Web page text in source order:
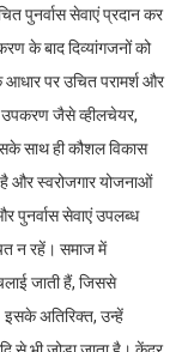
पुनर्वास सेवाएं प्रदान कर
के बाद दिव्यांगजनों को
आधार पर उचित परामर्श और
उपकरण जैसे व्हीलचेयर,
साथ ही कौशल विकास
है और स्वरोजगार योजनाओं
पुनर्वास सेवाएं उपलब्ध
न रहें। समाज में
जाती हैं, जिससे
इसके अतिरिक्त, उन्हें